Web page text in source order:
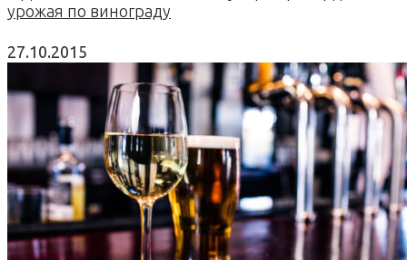
урожая по винограду
27.10.2015